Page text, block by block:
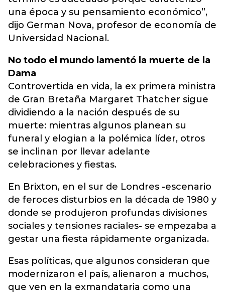
una época y su pensamiento económico”,
dijo German Nova, profesor de economía de
Universidad Nacional.
No todo el mundo lamentó la muerte de la
Dama
Controvertida en vida, la ex primera ministra
de Gran Bretaña Margaret Thatcher sigue
dividiendo a la nación después de su
muerte: mientras algunos planean su
funeral y elogian a la polémica líder, otros
se inclinan por llevar adelante
celebraciones y fiestas.
En Brixton, en el sur de Londres -escenario
de feroces disturbios en la década de 1980 y
donde se produjeron profundas divisiones
sociales y tensiones raciales- se empezaba a
gestar una fiesta rápidamente organizada.
Esas políticas, que algunos consideran que
modernizaron el país, alienaron a muchos,
que ven en la exmandataria como una